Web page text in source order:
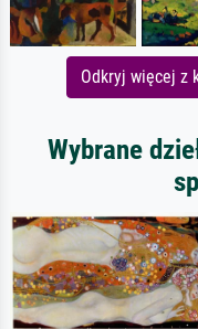
Odkryj więcej z
Wybrane